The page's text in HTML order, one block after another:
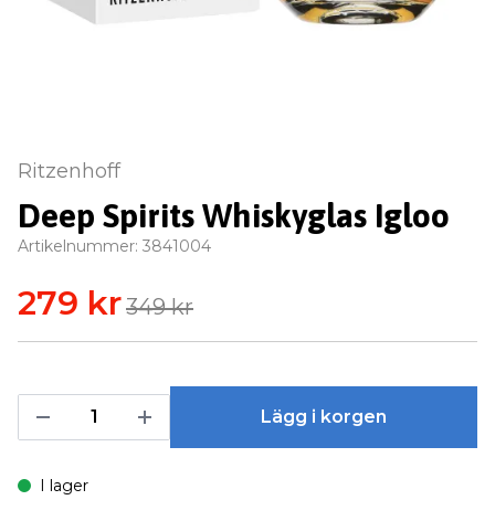
Ritzenhoff
Deep Spirits Whiskyglas Igloo
Artikelnummer: 3841004
279 kr349 kr
Lägg i korgen
I lager